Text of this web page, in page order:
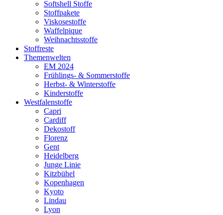
Softshell Stoffe
Stoffpakete
Viskosestoffe
Waffelpique
Weihnachtsstoffe
Stoffreste
Themenwelten
EM 2024
Frühlings- & Sommerstoffe
Herbst- & Winterstoffe
Kinderstoffe
Westfalenstoffe
Capri
Cardiff
Dekostoff
Florenz
Gent
Heidelberg
Junge Linie
Kitzbühel
Kopenhagen
Kyoto
Lindau
Lyon